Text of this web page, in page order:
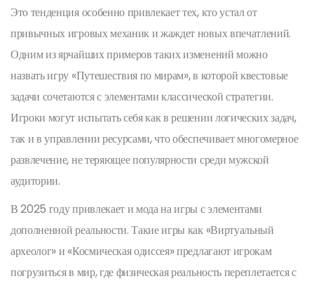
Это тенденция особенно привлекает тех, кто устал от
привычных игровых механик и жаждет новых впечатлений.
Одним из ярчайших примеров таких изменений можно
назвать игру «Путешествия по мирам», в которой квестовые
задачи сочетаются с элементами классической стратегии.
Игроки могут испытать себя как в решении логических задач,
так и в управлении ресурсами, что обеспечивает многомерное
развлечение, не теряющее популярности среди мужской
аудитории.
В 2025 году привлекает и мода на игры с элементами
дополненной реальности. Такие игры как «Виртуальный
археолог» и «Космическая одиссея» предлагают игрокам
погрузиться в мир, где физическая реальность переплетается с